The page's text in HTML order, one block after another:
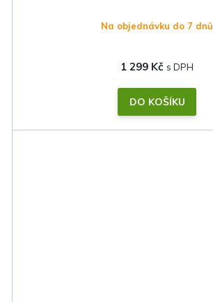
Na objednávku do 7 dnů
1 299 Kč
DO KOŠÍKU